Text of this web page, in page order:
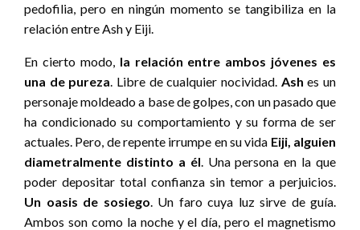
pedofilia, pero en ningún momento se tangibiliza en la
relación entre Ash y Eiji.
En cierto modo, la relación entre ambos jóvenes es
una de pureza. Libre de cualquier nocividad. Ash es un
personaje moldeado a base de golpes, con un pasado que
ha condicionado su comportamiento y su forma de ser
actuales. Pero, de repente irrumpe en su vida Eiji, alguien
diametralmente distinto a él. Una persona en la que
poder depositar total confianza sin temor a perjuicios.
Un oasis de sosiego. Un faro cuya luz sirve de guía.
Ambos son como la noche y el día, pero el magnetismo